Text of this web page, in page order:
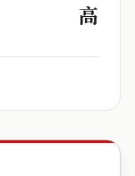
高